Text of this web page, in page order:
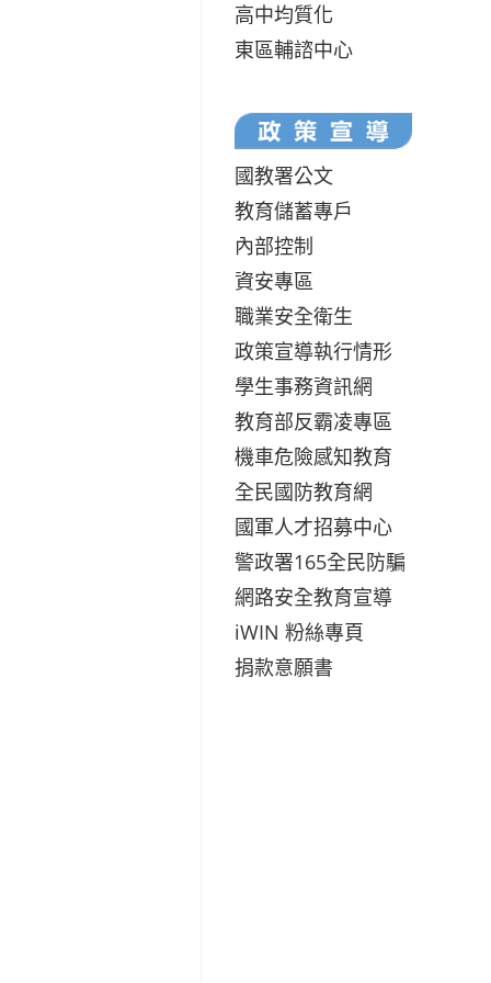
高中均質化
東區輔諮中心
國教署公文
教育儲蓄專戶
內部控制
資安專區
職業安全衛生
政策宣導執行情形
學生事務資訊網
教育部反霸凌專區
機車危險感知教育
全民國防教育網
國軍人才招募中心
警政署165全民防騙
網路安全教育宣導
iWIN 粉絲專頁
捐款意願書